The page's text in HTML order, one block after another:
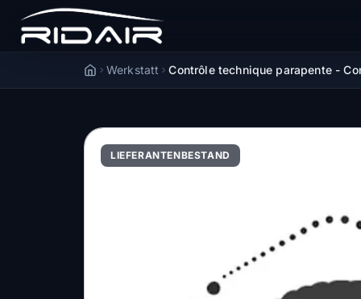
AccueilWerkstatt Contrôle technique parapente -
LIEFERANTENBESTAND